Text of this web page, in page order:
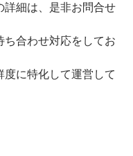
細は、是非お問合せ
合わせ対応をしてお
に特化して運営して